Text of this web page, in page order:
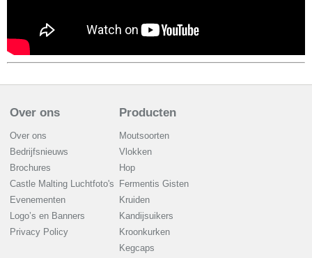
Over ons
Over ons
Bedrijfsnieuws
Brochures
Castle Malting Luchtfoto's
Evenementen
Logo’s en Banners
Privacy Policy
Producten
Moutsoorten
Vlokken
Hop
Fermentis Gisten
Kruiden
Kandijsuikers
Kroonkurken
Kegcaps